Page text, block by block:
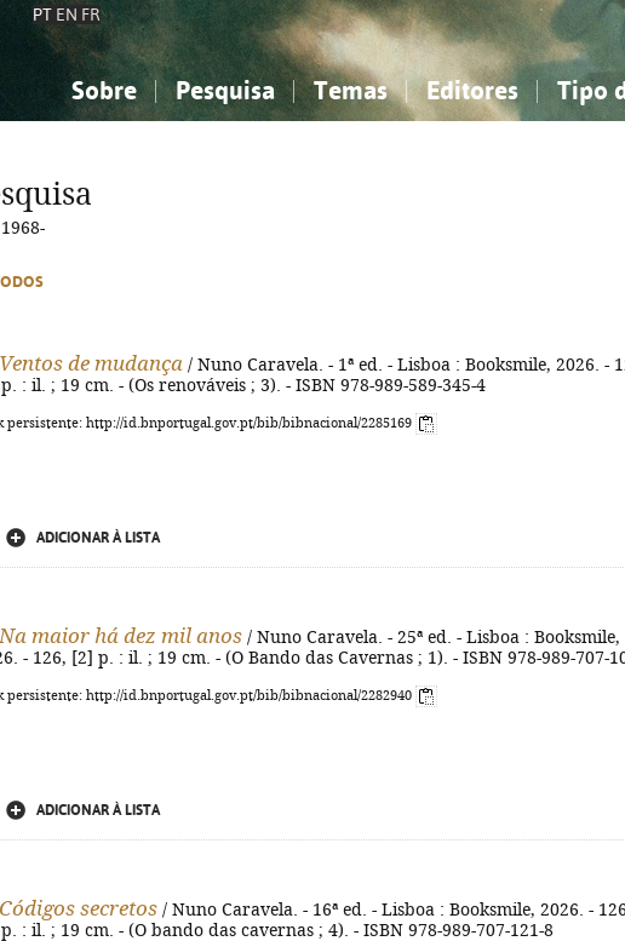
PT EN FR
Sobre Pesquisa Temas
Ciências sociais...
Editores Tipo
Ciências sociais...
Ventos de mudança / Nuno Caravela. - 1ª ed. - Lisboa : Booksmile, 2026. -
: il. ; 19 cm. - (Os renováveis ; 3). - ISBN 978-989-589-345-4
persistente: http://id.bnportugal.gov.pt/bib/bibnacional/2285169
ADICIONAR À LISTA
Na maior há dez mil anos / Nuno Caravela. - 25ª ed. - Lisboa : Booksmile,
- 126, [2] p. : il. ; 19 cm. - (O Bando das Cavernas ; 1). - ISBN 978-989-707-
persistente: http://id.bnportugal.gov.pt/bib/bibnacional/2282940
ADICIONAR À LISTA
Códigos secretos / Nuno Caravela. - 16ª ed. - Lisboa : Booksmile, 2026. -
: il. ; 19 cm. - (O bando das cavernas ; 4). - ISBN 978-989-707-121-8